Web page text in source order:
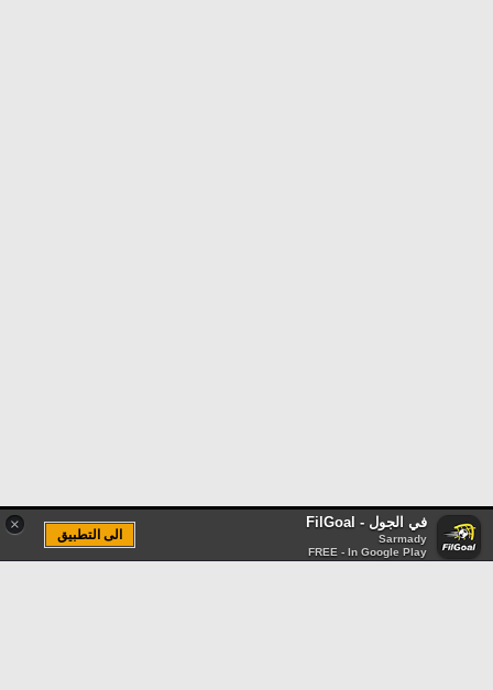
× في الجول - FilGoal
Sarmady
FREE - In Google Play
الى التطبيق